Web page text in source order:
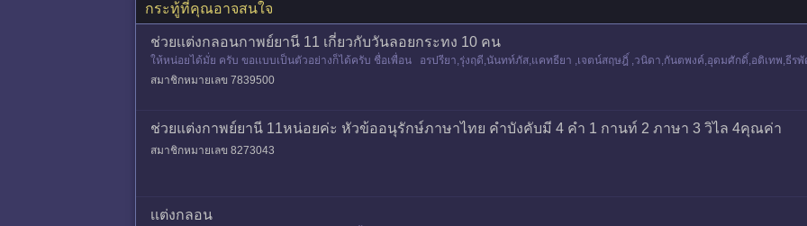
กระทู้ที่คุณอาจสนใจ
ช่วยเเต่งกลอนกาพย์ยานี 11 เกี่ยวกับวันลอยกระทง 10 คน
ให้หน่อยได้มั่ย ครับ ขอเเบบเป็นตัวอย่างก็ได้ครับ ชื่อเพื่อน อรปรียา,รุ่งฤดี,นันทท์ภัส,แคทธียา ,เจตน์สฤษฎิ์ ,วนิดา,กันตพงค์,อุดมศักดิ์,อติเทพ,ธี
สมาชิกหมายเลข 7839500
ช่วยแต่งกาพย์ยานี 11หน่อยค่ะ หัวข้ออนุรักษ์ภาษาไทย คำบังคับมี 4 คำ 1 กานท์ 2 ภาษา 3 วิไล 4คุณค่า
สมาชิกหมายเลข 8273043
เเต่งกลอน